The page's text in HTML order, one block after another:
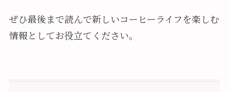
ぜひ最後まで読んで新しいコーヒーライフを楽しむ
情報としてお役立てください。